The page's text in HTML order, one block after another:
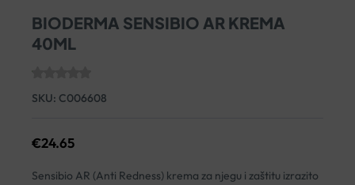
BIODERMA SENSIBIO AR KREMA
40ML
SKU: C006608
€24.65
Sensibio AR (Anti Redness) krema za njegu i zaštitu izrazito